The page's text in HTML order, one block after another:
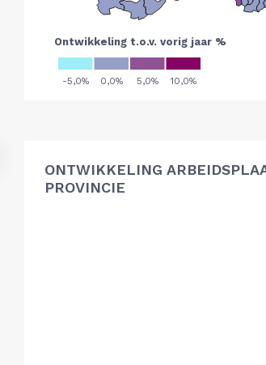
ONTWIKKELING
PROVINCIE